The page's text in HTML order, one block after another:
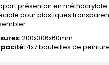
présentoir en
pour plastiques
200x306x60mm
4x7 bouteilles de